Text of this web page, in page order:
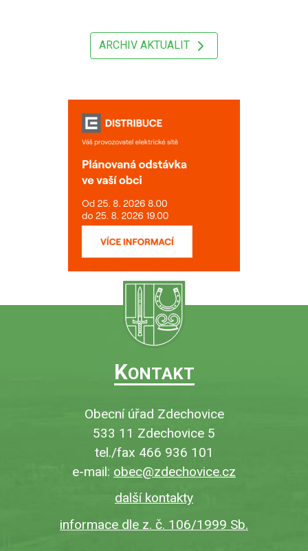
ARCHIV AKTUALIT
KONTAKT
Obecní úřad Zdechovice
533 11 Zdechovice 5
tel./fax 466 936 101
e-mail: obec@zdechovice.cz
další kontakty
informace dle z. č. 106/1999 Sb.